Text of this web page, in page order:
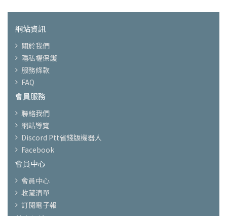
網站資訊
關於我們
隱私權保護
服務條款
FAQ
會員服務
聯絡我們
網站導覽
Discord Ptt省錢版機器人
Facebook
會員中心
會員中心
收藏清單
訂閱電子報